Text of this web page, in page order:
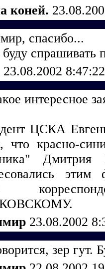
коней.
спасибо...
спрашивать
23.08.2002
интересное
ЦСКА
что красно-
Дмитрия
23.08.2002
зер гут.